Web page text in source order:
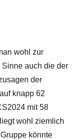
wohl zur
auch die der
der
knapp 62
mit 58
wohl ziemlich
könnte